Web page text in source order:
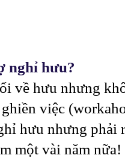
nghỉ hưu?
về hưu nhưng
việc
hưu nhưng phải
một vài năm nữa!